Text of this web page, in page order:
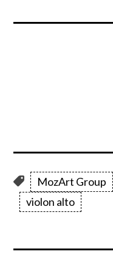
MozArt Group
violon alto